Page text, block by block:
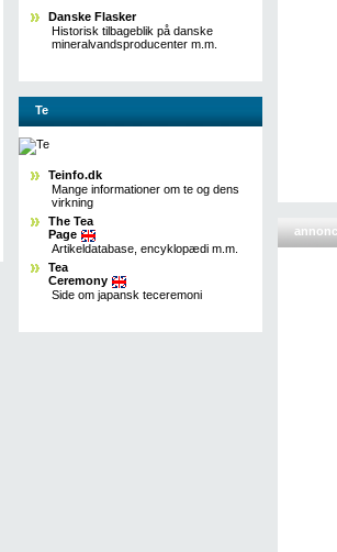
Danske Flasker
Historisk tilbageblik på danske
mineralvandsproducenter m.m.
Te
Teinfo.dk
Mange informationer om te og dens
virkning
The Tea
Page
Artikeldatabase, encyklopædi m.m.
Tea
Ceremony
Side om japansk teceremoni